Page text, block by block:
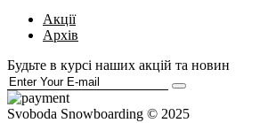
Акції
Архів
Будьте в курсі наших акцій та новин
Svoboda Snowboarding © 2025